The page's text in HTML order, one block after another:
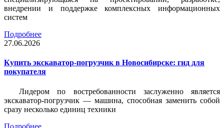
внедрении и поддержке комплексных информационных
систем
Подробнее
27.06.2026
Купить экскаватор-погрузчик в Новосибирске: гид для
покупателя
Лидером по востребованности заслуженно является
экскаватор-погрузчик — машина, способная заменить собой
сразу несколько единиц техники
Подробнее